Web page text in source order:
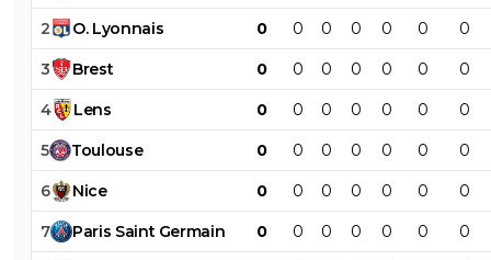
2 O. Lyonnais 0 0 0 0 0 0 0
3 Brest 0 0 0 0 0 0 0
4 Lens 0 0 0 0 0 0 0
5 Toulouse 0 0 0 0 0 0 0
6 Nice 0 0 0 0 0 0 0
7 Paris Saint Germain 0 0 0 0 0 0 0